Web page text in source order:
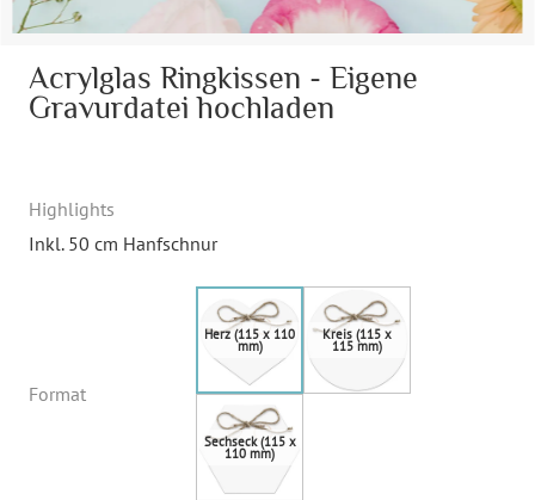
Acrylglas Ringkissen - Eigene
Gravurdatei hochladen
Highlights
Inkl. 50 cm Hanfschnur
Format